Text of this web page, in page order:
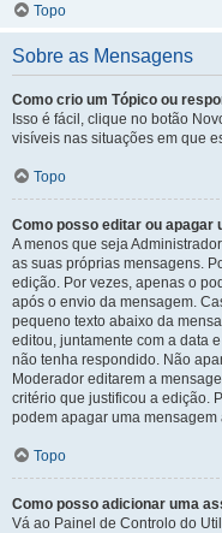
Topo
Sobre as Mensagens
Como crio um Tópico ou
Isso é fácil, clique no botão
visíveis nas situações em que
Topo
Como posso editar ou apagar
A menos que seja
as suas próprias mensagens.
edição. Por vezes, apenas o
após o envio da mensagem.
pequeno texto abaixo da
editou, juntamente com a data
não tenha respondido. Não
Moderador editarem a
critério que justificou a edição.
podem apagar uma
Topo
Como posso adicionar uma
Vá ao Painel de Controlo do